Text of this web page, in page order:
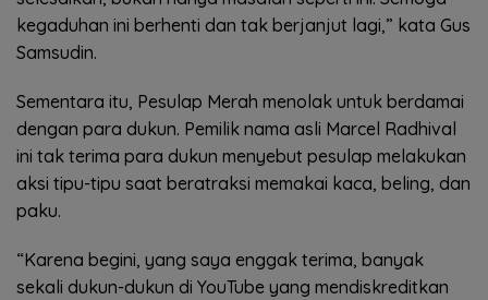
kegaduhan ini berhenti dan tak berjanjut lagi,” kata Gus
Samsudin.
Sementara itu, Pesulap Merah menolak untuk berdamai
dengan para dukun. Pemilik nama asli Marcel Radhival
ini tak terima para dukun menyebut pesulap melakukan
aksi tipu-tipu saat beratraksi memakai kaca, beling, dan
paku.
“Karena begini, yang saya enggak terima, banyak
sekali dukun-dukun di YouTube yang mendiskreditkan